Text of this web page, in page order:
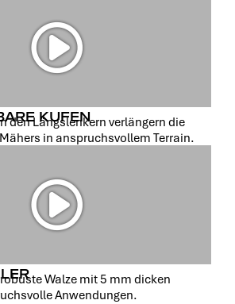
KUFEN
den Längslenkern verlängern die
in anspruchsvollem Terrain.
Walze mit 5 mm dicken
Anwendungen.